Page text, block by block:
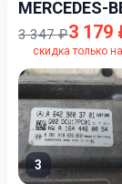
MERCEDES-
12/2015
3 347 ₽3 179
скидка только
3